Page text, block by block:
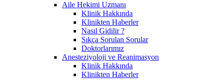
Aile Hekimi Uzmanı
Klinik Hakkında
Klinikten Haberler
Nasıl Gidilir ?
Sıkça Sorulan Sorular
Doktorlarımız
Anesteziyoloji ve Reanimasyon
Klinik Hakkında
Klinikten Haberler